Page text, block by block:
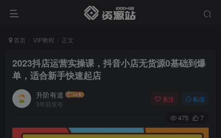
首页 VIP教程 正文
2023抖店运营实操课，抖音小店无货源0基础到爆
单，适合新手快速起店
升阶有道
3年前发布
关注 私信
475 7